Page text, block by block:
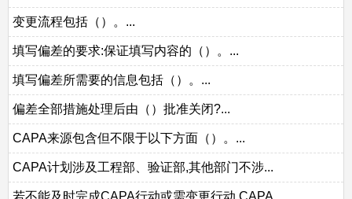
变更流程包括（）。...
填写偏差的要求:保证填写内容的（）。...
填写偏差所需要的信息包括（）。...
偏差全部措施处理后由（）批准关闭?...
CAPA来源包含但不限于以下方面（）。...
CAPA计划涉及工程部、验证部,其他部门不涉...
若不能及时完成CAPA行动或需变更行动,CAPA...